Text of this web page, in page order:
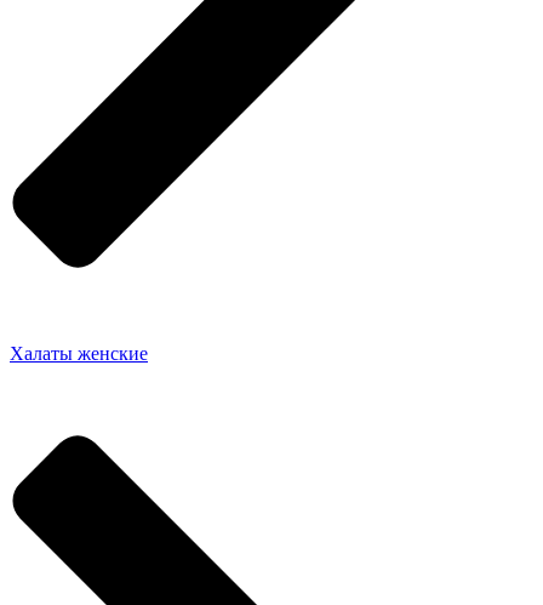
Халаты женские